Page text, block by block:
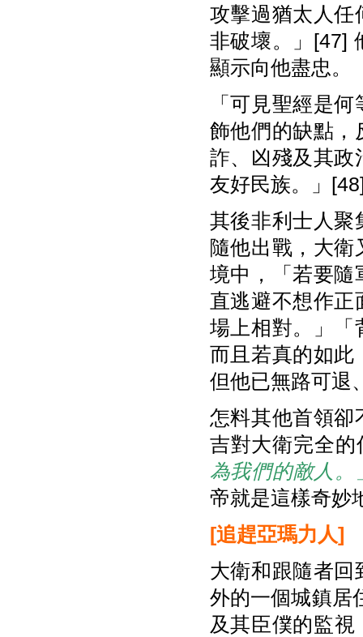
攻擊過猶太人任
非破壞。」[47]
顯示向他盡忠。
「可見聖經是
飾他們的缺點，
詐、凶殘及其政
友好民族。」
其後非利士人聚
隨他出戰，大
境中，「若要隨
直逃避不想作正
場上相對。」「
而且若真的如此
但他已無路可退
怎料其他首領卻
吉對大衛完全
為我們的敵人。
帝就是這樣奇妙
[追趕亞瑪力人]
大衛和跟隨者回
外的一個城鎮居
及其臣僕的監